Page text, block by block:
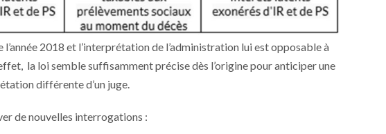
l’année 2018 et l’interprétation de l’administration lui est opposable à
la loi semble suffisamment précise dès l’origine pour anticiper une
différente d’un juge.
de nouvelles interrogations :